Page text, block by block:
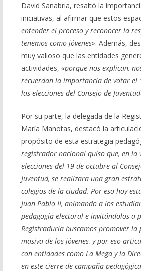
David Sanabria, resaltó la
iniciativas, al afirmar que estos
entender el proceso y reconocer la
tenemos como jóvenes». Además,
muy valioso que las entidades
actividades, «porque nos explican,
recuerdan la importancia de votar el
las elecciones del Consejo de
Por su parte, la delegada de la
María Manotas, destacó la
propósito de esta estrategia
registrador nacional quiso que, en la
elecciones del 19 de octubre al
Juventud, se realizara una gran
colegios de la ciudad. Por eso hoy
Juan Pablo II, animando a los
pedagogía electoral e invitándolos a
Registraduría buscamos promover
masiva de los jóvenes, y por eso
con entidades como La Mega y la
en este cierre de campaña